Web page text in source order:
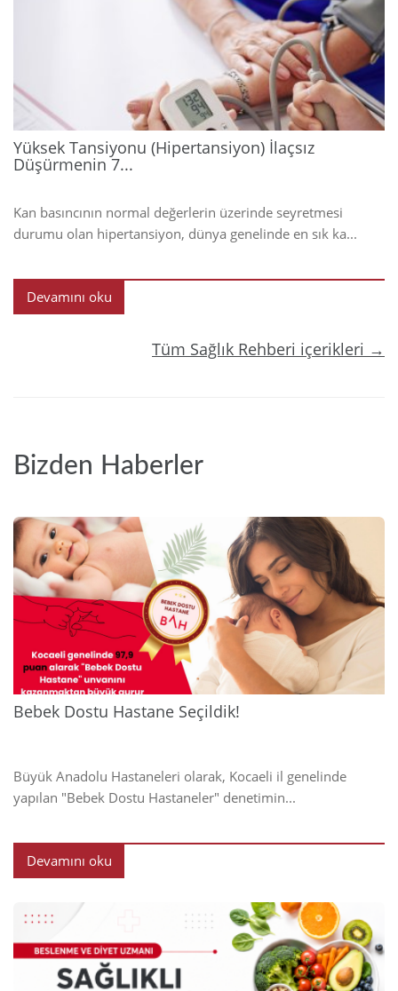
2026
Yüksek Tansiyonu (Hipertansiyon) İlaçsız
Düşürmenin 7...
Kan basıncının normal değerlerin üzerinde seyretmesi
durumu olan hipertansiyon, dünya genelinde en sık ka...
Devamını oku
Tüm Sağlık Rehberi içerikleri →
Bizden Haberler
2024
Bebek Dostu Hastane Seçildik!
Büyük Anadolu Hastaneleri olarak, Kocaeli il genelinde
yapılan "Bebek Dostu Hastaneler" denetimin...
Devamını oku